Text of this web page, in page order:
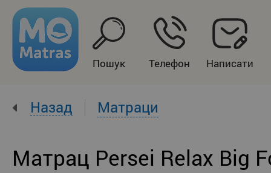
Пошук Телефон Написати
Назад Матраци
Матрац Persei Relax Big